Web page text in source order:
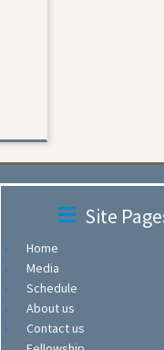
Home
Media
Schedule
About us
Contact us